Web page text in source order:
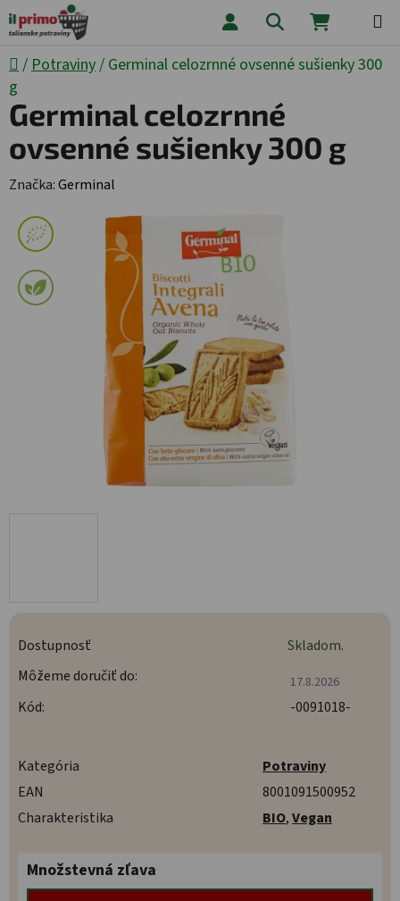
Prejsť na obsah Hľadať
Domov
/ Potraviny/ Germinal celozrnné ovsenné sušienky 300
g
Dostupnosť
Skladom.
Môžeme doručiť do:
17.8.2026
Kód: -0091018-
Kategória
Potraviny
EAN
8001091500952
Charakteristika
BIO,Vegan
Množstevná zľava
Germinal celozrnné
ovsenné sušienky 300 g
Značka:Germinal